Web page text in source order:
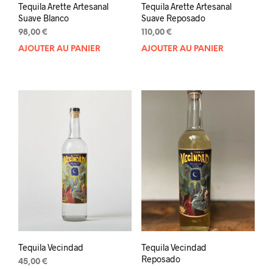
Tequila Arette Artesanal
Suave Blanco
98,00 €
AJOUTER AU PANIER
Tequila Arette Artesanal
Suave Reposado
110,00 €
AJOUTER AU PANIER
Tequila Vecindad
45,00 €
Tequila Vecindad
Reposado